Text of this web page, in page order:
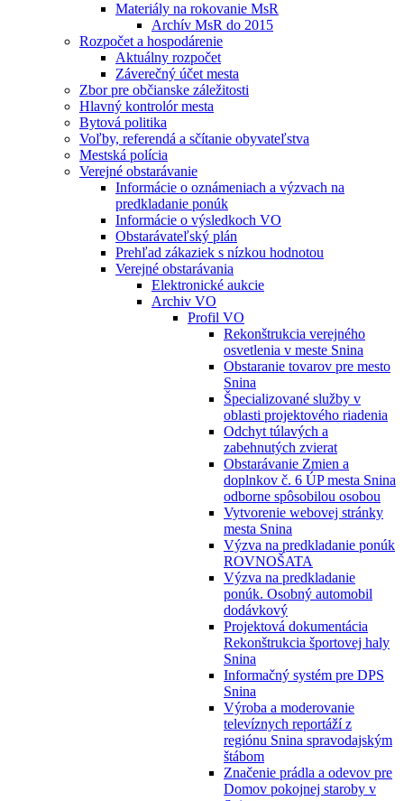
Materiály na rokovanie MsR
Archív MsR do 2015
Rozpočet a hospodárenie
Aktuálny rozpočet
Záverečný účet mesta
Zbor pre občianske záležitosti
Hlavný kontrolór mesta
Bytová politika
Voľby, referendá a sčítanie obyvateľstva
Mestská polícia
Verejné obstarávanie
Informácie o oznámeniach a výzvach na
predkladanie ponúk
Informácie o výsledkoch VO
Obstarávateľský plán
Prehľad zákaziek s nízkou hodnotou
Verejné obstarávania
Elektronické aukcie
Archiv VO
Profil VO
Rekonštrukcia verejného
osvetlenia v meste Snina
Obstaranie tovarov pre mesto
Snina
Špecializované služby v
oblasti projektového riadenia
Odchyt túlavých a
zabehnutých zvierat
Obstarávanie Zmien a
doplnkov č. 6 ÚP mesta Snina
odborne spôsobilou osobou
Vytvorenie webovej stránky
mesta Snina
Výzva na predkladanie ponúk
ROVNOŠATA
Výzva na predkladanie
ponúk. Osobný automobil
dodávkový
Projektová dokumentácia
Rekonštrukcia športovej haly
Snina
Informačný systém pre DPS
Snina
Výroba a moderovanie
televíznych reportáží z
regiónu Snina spravodajským
štábom
Značenie prádla a odevov pre
Domov pokojnej staroby v